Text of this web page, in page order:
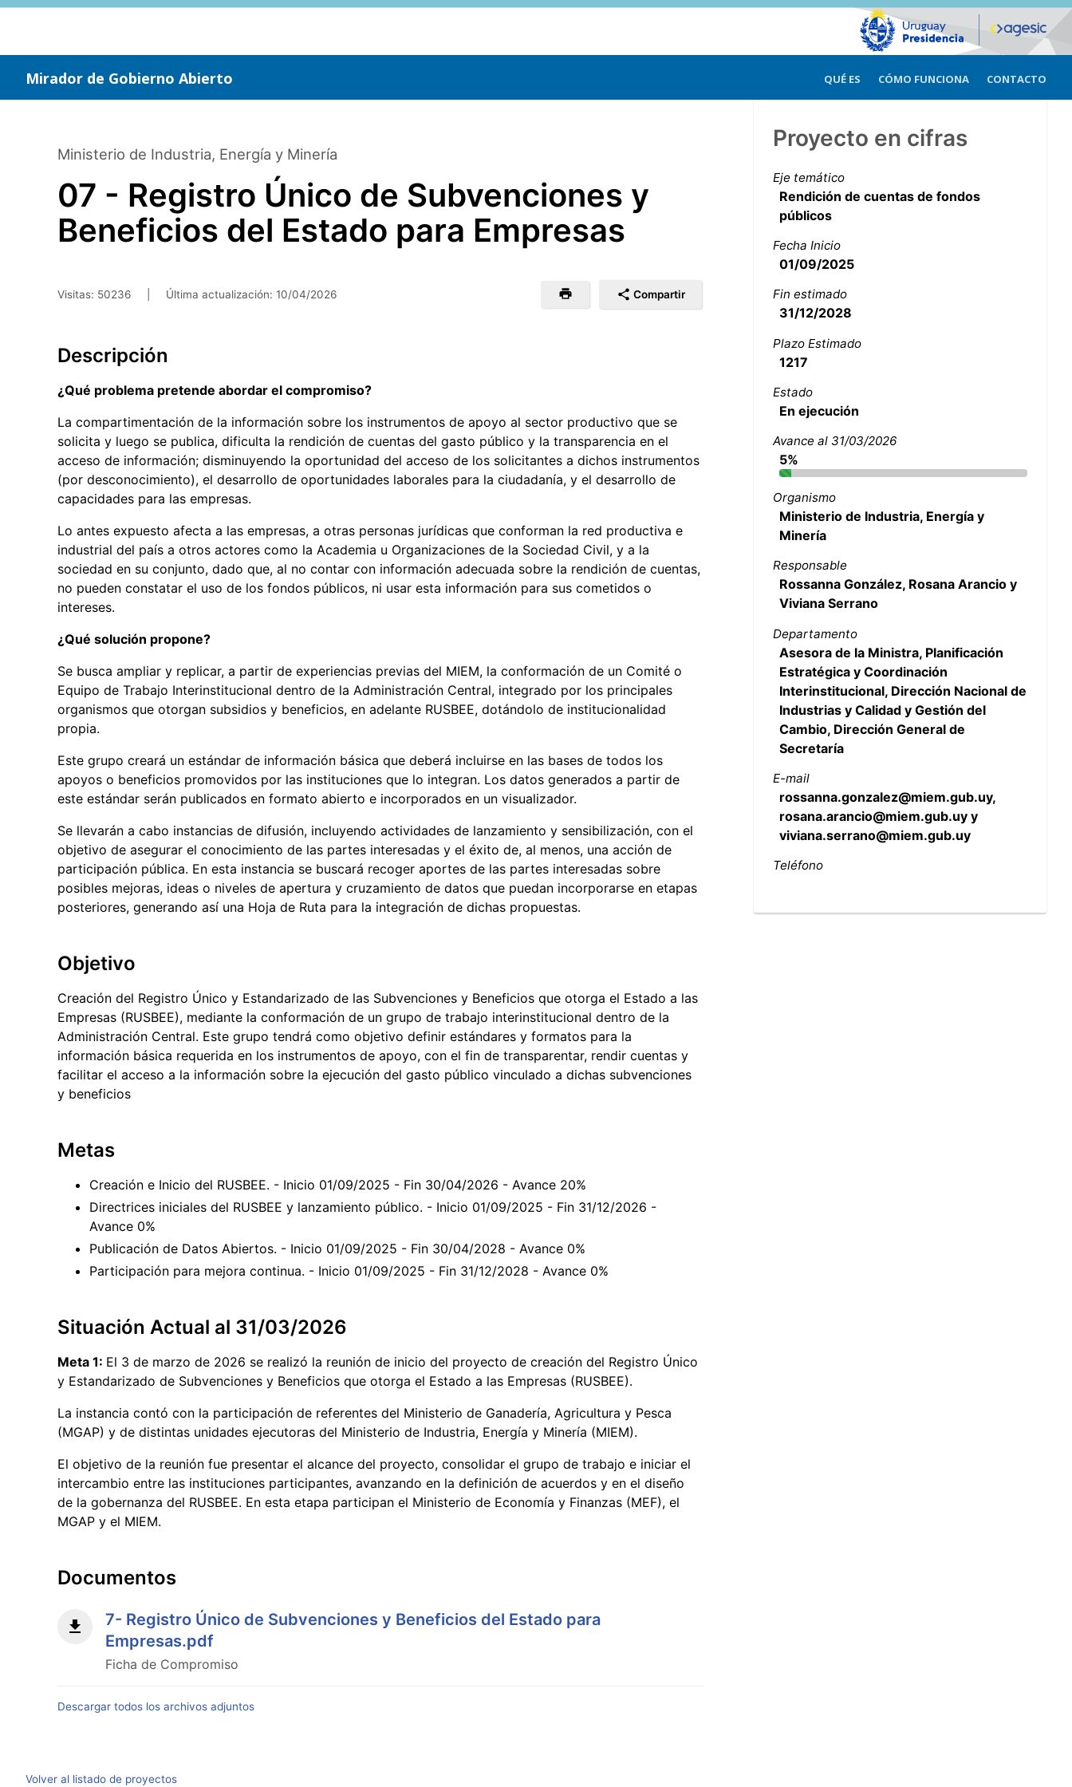
Saltar
Mirador de Gobierno Abierto QUÉ ES CÓMO FUNCIONA CONTACTO
Ministerio de Industria, Energía y Minería
07 - Registro Único de Subvenciones y
Beneficios del Estado para Empresas
Visitas: 50236 Última actualización: 10/04/2026 Compartir
Descripción
¿Qué problema pretende abordar el compromiso?
La compartimentación de la información sobre los instrumentos de apoyo al sector productivo que se
solicita y luego se publica, dificulta la rendición de cuentas del gasto público y la transparencia en el
acceso de información; disminuyendo la oportunidad del acceso de los solicitantes a dichos instrumentos
(por desconocimiento), el desarrollo de oportunidades laborales para la ciudadanía, y el desarrollo de
capacidades para las empresas.
Lo antes expuesto afecta a las empresas, a otras personas jurídicas que conforman la red productiva e
industrial del país a otros actores como la Academia u Organizaciones de la Sociedad Civil, y a la
sociedad en su conjunto, dado que, al no contar con información adecuada sobre la rendición de cuentas,
no pueden constatar el uso de los fondos públicos, ni usar esta información para sus cometidos o
intereses.
¿Qué solución propone?
Se busca ampliar y replicar, a partir de experiencias previas del MIEM, la conformación de un Comité o
Equipo de Trabajo Interinstitucional dentro de la Administración Central, integrado por los principales
organismos que otorgan subsidios y beneficios, en adelante RUSBEE, dotándolo de institucionalidad
propia.
Este grupo creará un estándar de información básica que deberá incluirse en las bases de todos los
apoyos o beneficios promovidos por las instituciones que lo integran. Los datos generados a partir de
este estándar serán publicados en formato abierto e incorporados en un visualizador.
Se llevarán a cabo instancias de difusión, incluyendo actividades de lanzamiento y sensibilización, con el
objetivo de asegurar el conocimiento de las partes interesadas y el éxito de, al menos, una acción de
participación pública. En esta instancia se buscará recoger aportes de las partes interesadas sobre
posibles mejoras, ideas o niveles de apertura y cruzamiento de datos que puedan incorporarse en etapas
posteriores, generando así una Hoja de Ruta para la integración de dichas propuestas.
Objetivo
Creación del Registro Único y Estandarizado de las Subvenciones y Beneficios que otorga el Estado a las
Empresas (RUSBEE), mediante la conformación de un grupo de trabajo interinstitucional dentro de la
Administración Central. Este grupo tendrá como objetivo definir estándares y formatos para la
información básica requerida en los instrumentos de apoyo, con el fin de transparentar, rendir cuentas y
facilitar el acceso a la información sobre la ejecución del gasto público vinculado a dichas subvenciones
y beneficios
Metas
Creación e Inicio del RUSBEE. - Inicio 01/09/2025 - Fin 30/04/2026 - Avance 20%
Directrices iniciales del RUSBEE y lanzamiento público. - Inicio 01/09/2025 - Fin 31/12/2026 -
Avance 0%
Publicación de Datos Abiertos. - Inicio 01/09/2025 - Fin 30/04/2028 - Avance 0%
Participación para mejora continua. - Inicio 01/09/2025 - Fin 31/12/2028 - Avance 0%
Situación Actual al 31/03/2026
Meta 1: El 3 de marzo de 2026 se realizó la reunión de inicio del proyecto de creación del Registro Único
y Estandarizado de Subvenciones y Beneficios que otorga el Estado a las Empresas (RUSBEE).
La instancia contó con la participación de referentes del Ministerio de Ganadería, Agricultura y Pesca
(MGAP) y de distintas unidades ejecutoras del Ministerio de Industria, Energía y Minería (MIEM).
El objetivo de la reunión fue presentar el alcance del proyecto, consolidar el grupo de trabajo e iniciar el
intercambio entre las instituciones participantes, avanzando en la definición de acuerdos y en el diseño
de la gobernanza del RUSBEE. En esta etapa participan el Ministerio de Economía y Finanzas (MEF), el
MGAP y el MIEM.
Documentos
7- Registro Único de Subvenciones y Beneficios del Estado para
Empresas.pdf
Ficha de Compromiso
Descargar todos los archivos adjuntos
Proyecto en cifras
Eje temático
Rendición de cuentas de fondos
públicos
Fecha Inicio
01/09/2025
Fin estimado
31/12/2028
Plazo Estimado
1217
Estado
En ejecución
Avance al 31/03/2026
5%
Organismo
Ministerio de Industria, Energía y
Minería
Responsable
Rossanna González, Rosana Arancio y
Viviana Serrano
Departamento
Asesora de la Ministra, Planificación
Estratégica y Coordinación
Interinstitucional, Dirección Nacional de
Industrias y Calidad y Gestión del
Cambio, Dirección General de
Secretaría
E-mail
rossanna.gonzalez@miem.gub.uy,
rosana.arancio@miem.gub.uy y
viviana.serrano@miem.gub.uy
Teléfono
Volver al listado de proyectos